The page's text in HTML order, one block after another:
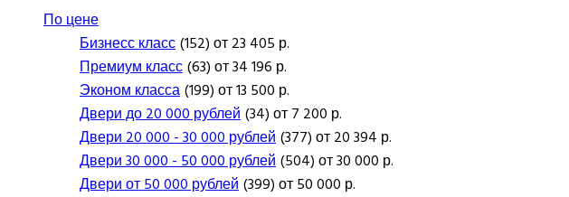
По цене
Бизнесс класс(152) от 23 405 р.
Премиум класс(63) от 34 196 р.
Эконом класса(199) от 13 500 р.
Двери до 20 000 рублей(34) от 7 200 р.
Двери 20 000 - 30 000 рублей(377) от 20 394 р.
Двери 30 000 - 50 000 рублей(504) от 30 000 р.
Двери от 50 000 рублей(399) от 50 000 р.